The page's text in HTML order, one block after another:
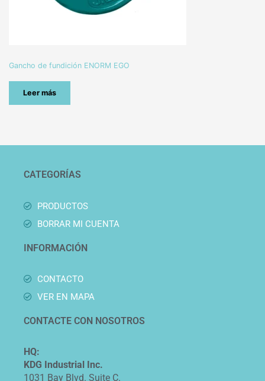
Gancho de fundición ENORM EGO
Leer más
CATEGORÍAS
PRODUCTOS
BORRAR MI CUENTA
INFORMACIÓN
CONTACTO
VER EN MAPA
CONTACTE CON NOSOTROS
HQ:
KDG Industrial Inc.
1031 Bay Blvd. Suite C.